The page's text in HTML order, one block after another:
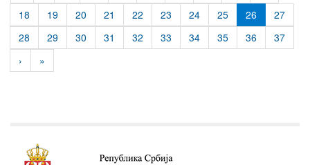
18
19 20 21 22 23 24 25 26
27
28
29 30 31 32 33 34 35 36
37
›
»